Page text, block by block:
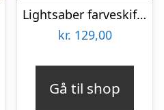
Lightsaber farveskiftende krus
kr. 129,00
Gå til shop